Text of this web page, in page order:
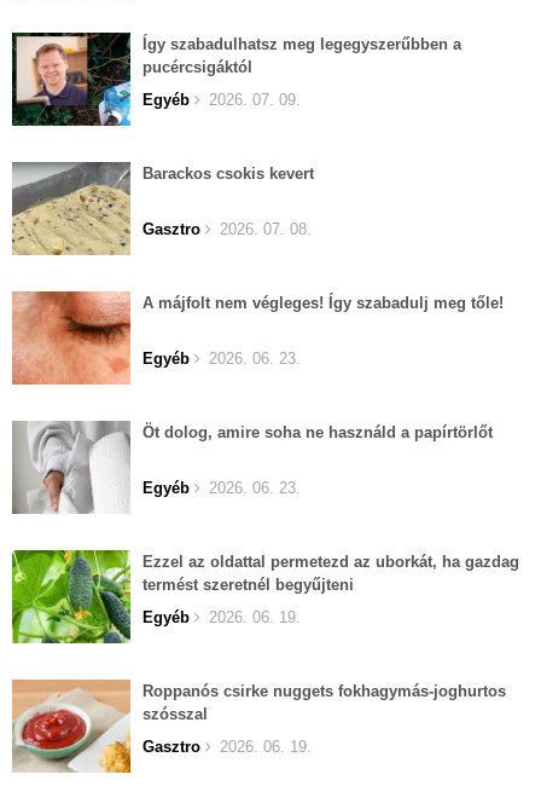
Így szabadulhatsz meg legegyszerűbben a
pucércsigáktól
Egyéb
2026. 07. 09.
Barackos csokis kevert
Gasztro 2026. 07. 08.
A májfolt nem végleges! Így szabadulj meg tőle!
Egyéb 2026. 06. 23.
Öt dolog, amire soha ne használd a papírtörlőt
Egyéb 2026. 06. 23.
Ezzel az oldattal permetezd az uborkát, ha gazdag
termést szeretnél begyűjteni
Egyéb
2026. 06. 19.
Roppanós csirke nuggets fokhagymás-joghurtos
szósszal
Gasztro
2026. 06. 19.